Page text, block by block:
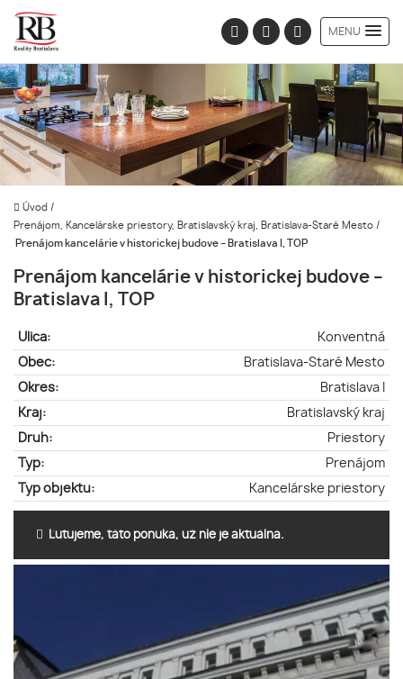
MENU
Úvod /
Prenájom, Kancelárske priestory, Bratislavský kraj, Bratislava-Staré Mesto /
Prenájom kancelárie v historickej budove – Bratislava I, TOP
Prenájom kancelárie v historickej budove –
Bratislava I, TOP
Ulica:
Konventná
Obec:
Bratislava-Staré Mesto
Okres:
Bratislava I
Kraj:
Bratislavský kraj
Druh:
Priestory
Typ:
Prenájom
Typ objektu:
Kancelárske priestory
Ľutujeme, táto ponuka, už nie je aktuálna.